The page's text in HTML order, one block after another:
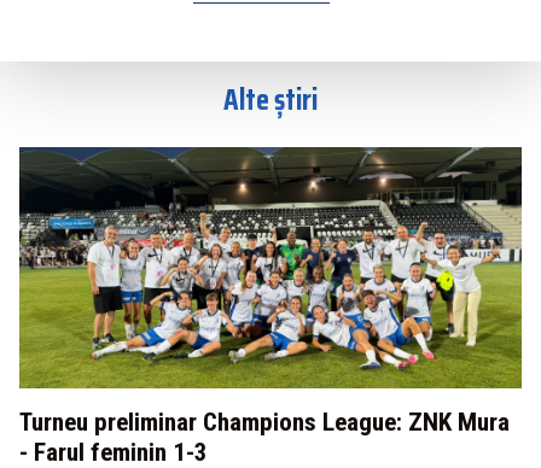
Alte știri
Turneu preliminar Champions League: ZNK Mura
- Farul feminin 1-3